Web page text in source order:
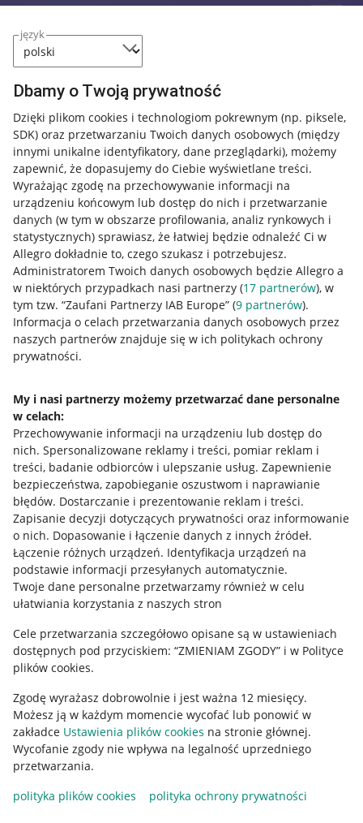
język
Dbamy o Twoją prywatność
Dzięki plikom cookies i technologiom pokrewnym (np. piksele,
SDK) oraz przetwarzaniu Twoich danych osobowych (między
innymi unikalne identyfikatory, dane przeglądarki), możemy
zapewnić, że dopasujemy do Ciebie wyświetlane treści.
Wyrażając zgodę na przechowywanie informacji na
urządzeniu końcowym lub dostęp do nich i przetwarzanie
danych (w tym w obszarze profilowania, analiz rynkowych i
statystycznych) sprawiasz, że łatwiej będzie odnaleźć Ci w
Allegro dokładnie to, czego szukasz i potrzebujesz.
Administratorem Twoich danych osobowych będzie Allegro a
w niektórych przypadkach nasi partnerzy (17 partnerów), w
tym tzw. “Zaufani Partnerzy IAB Europe” (9 partnerów).
Informacja o celach przetwarzania danych osobowych przez
naszych partnerów znajduje się w ich politykach ochrony
prywatności.
My i nasi partnerzy możemy przetwarzać dane personalne
w celach:
Przechowywanie informacji na urządzeniu lub dostęp do
nich. Spersonalizowane reklamy i treści, pomiar reklam i
treści, badanie odbiorców i ulepszanie usług. Zapewnienie
bezpieczeństwa, zapobieganie oszustwom i naprawianie
błędów. Dostarczanie i prezentowanie reklam i treści.
Zapisanie decyzji dotyczących prywatności oraz informowanie
o nich. Dopasowanie i łączenie danych z innych źródeł.
Łączenie różnych urządzeń. Identyfikacja urządzeń na
podstawie informacji przesyłanych automatycznie.
Twoje dane personalne przetwarzamy również w celu
ułatwiania korzystania z naszych stron
Cele przetwarzania szczegółowo opisane są w ustawieniach
dostępnych pod przyciskiem: “ZMIENIAM ZGODY” i w Polityce
plików cookies.
Zgodę wyrażasz dobrowolnie i jest ważna 12 miesięcy.
Możesz ją w każdym momencie wycofać lub ponowić w
zakładce Ustawienia plików cookies na stronie głównej.
Wycofanie zgody nie wpływa na legalność uprzedniego
przetwarzania.
polityka plików cookies
polityka ochrony prywatności
Nawigacja
Przydatne informacje
Jak to działa
Allegro Gadane dla sprzedających
Allegro Gadane dla kupujących
Mapa miejscowości
Informacje prawne
Regulamin
Polityka plików "cookies"
Ustawienia plików "cookies"
Udostępnianie lokalizacji
Informacje dla Aktu o Usługach Cyfrowych
Pobierz aplikację